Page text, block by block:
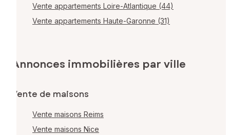
Vente appartements Loire-Atlantique (44)
Vente appartements Haute-Garonne (31)
Annonces immobilières par ville
Vente de maisons
Vente maisons Reims
Vente maisons Nice